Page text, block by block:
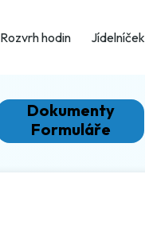
Rozvrh hodin Jídelníček
Dokumenty
Formuláře